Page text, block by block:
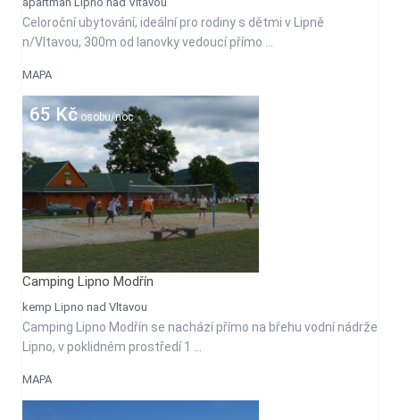
Celoroční ubytování, ideální pro rodiny s dětmi v Lipně
n/Vltavou, 300m od lanovky vedoucí přímo ...
MAPA
65 Kčosobu/noc
Camping Lipno Modřín
kemp Lipno nad Vltavou
Camping Lipno Modřín se nachází přímo na břehu vodní nádrže
Lipno, v poklidném prostředí 1 ...
MAPA